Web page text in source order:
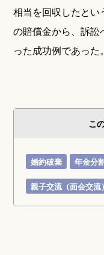
相当を回収したと
の賠償金から、訴
った成功例であった。
こ
婚約破棄 年金分
親子交流（面会交流）